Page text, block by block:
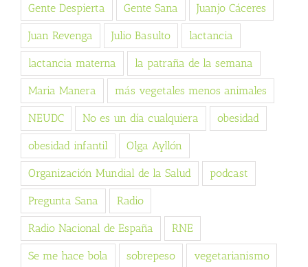
Gente Despierta Gente Sana Juanjo Cáceres
Juan Revenga Julio Basulto lactancia
lactancia materna la patraña de la semana
Maria Manera más vegetales menos animales
NEUDC No es un día cualquiera obesidad
obesidad infantil Olga Ayllón
Organización Mundial de la Salud podcast
Pregunta Sana Radio
Radio Nacional de España RNE
Se me hace bola sobrepeso vegetarianismo